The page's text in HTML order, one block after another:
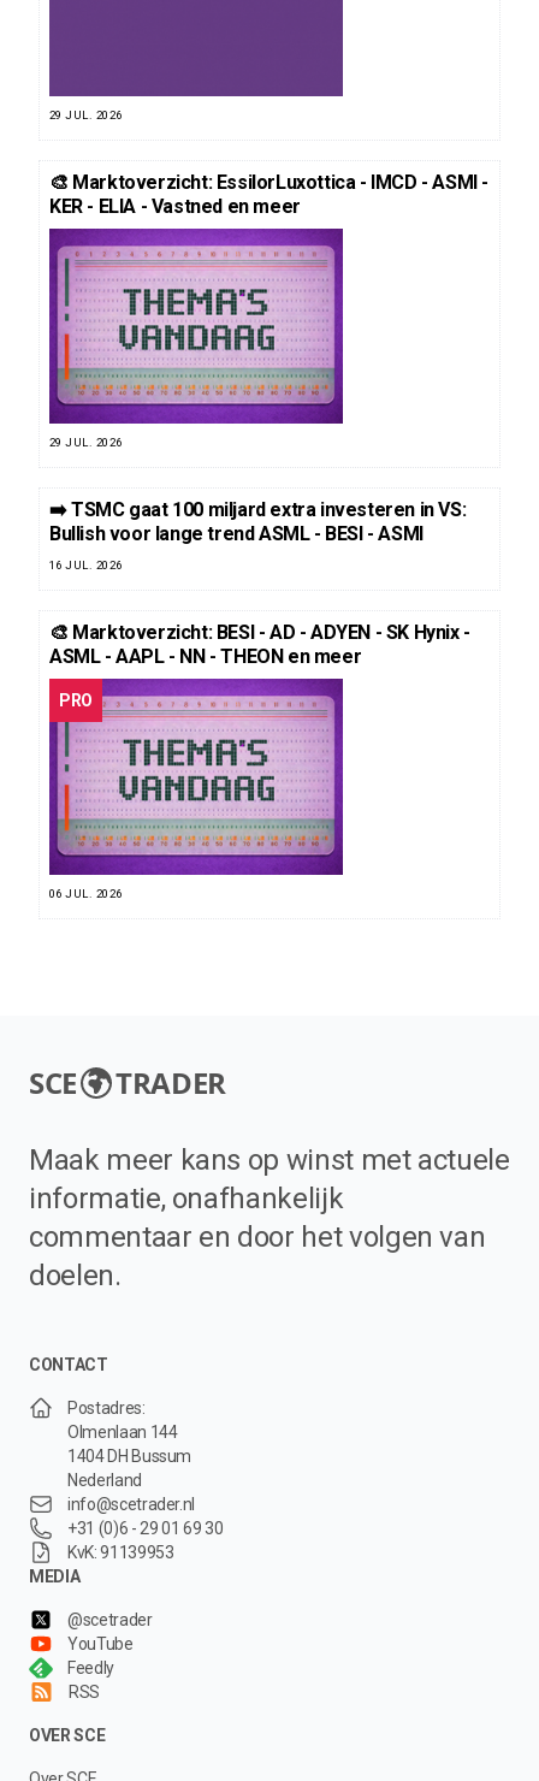
29 JUL. 2026
🎨 Marktoverzicht: EssilorLuxottica - IMCD - ASMI -
KER - ELIA - Vastned en meer
29 JUL. 2026
➡️ TSMC gaat 100 miljard extra investeren in VS:
Bullish voor lange trend ASML - BESI - ASMI
16 JUL. 2026
🎨 Marktoverzicht: BESI - AD - ADYEN - SK Hynix -
ASML - AAPL - NN - THEON en meer
PRO
06 JUL. 2026
SCE TRADER
Maak meer kans op winst met actuele
informatie, onafhankelijk
commentaar en door het volgen van
doelen.
CONTACT
Postadres:
Olmenlaan 144
1404 DH Bussum
Nederland
info@scetrader.nl
+31 (0)6 - 29 01 69 30
KvK: 91139953
MEDIA
@scetrader
YouTube
Feedly
RSS
OVER SCE